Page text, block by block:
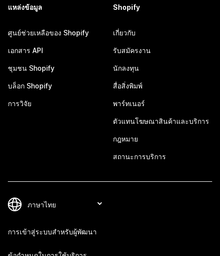
แหล่งข้อมูล
ศูนย์ช่วยเหลือของ Shopify
เอกสาร API
ชุมชน Shopify
บล็อก Shopify
การวิจัย
Shopify
เกี่ยวกับ
รับสมัครงาน
นักลงทุน
สื่อสิ่งพิมพ์
พาร์ทเนอร์
ตัวแทนโฆษณาสินค้าและบริการ
กฎหมาย
สถานะการบริการ
การเข้าสู่ระบบสำหรับผู้พัฒนา